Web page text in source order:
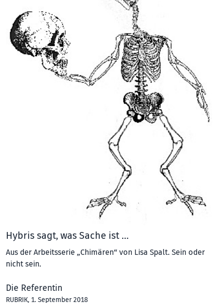
Hybris sagt, was Sache ist …
Aus der Arbeitsserie „Chimären“ von Lisa Spalt. Sein oder
nicht sein.
Die Referentin
RUBRIK, 1. September 2018